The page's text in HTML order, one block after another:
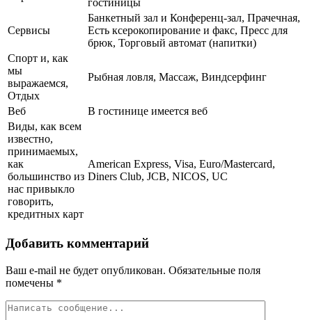
гостиницы
Сервисы
Банкетный зал и Конференц-зал, Прачечная,
Есть ксерокопирование и факс, Пресс для
брюк, Торговый автомат (напитки)
Спорт и, как
мы
выражаемся,
Отдых
Рыбная ловля, Массаж, Виндсерфинг
Веб
В гостинице имеется веб
Виды, как всем
известно,
принимаемых,
как
большинство из
нас привыкло
говорить,
кредитных карт
American Express, Visa, Euro/Mastercard,
Diners Club, JCB, NICOS, UC
Добавить комментарий
Ваш e-mail не будет опубликован. Обязательные поля
помечены *